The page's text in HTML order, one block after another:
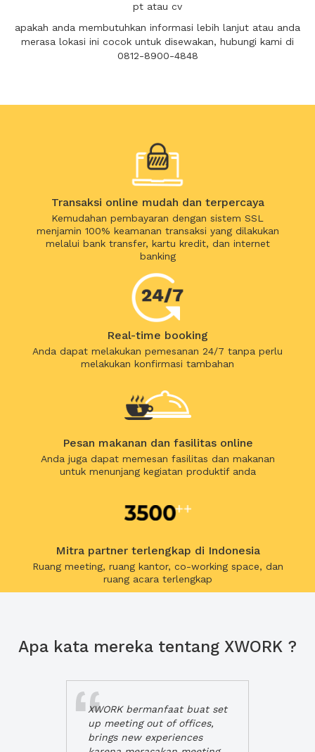
pt atau cv
apakah anda membutuhkan informasi lebih lanjut atau anda
merasa lokasi ini cocok untuk disewakan, hubungi kami di
0812-8900-4848
Transaksi online mudah dan terpercaya
Kemudahan pembayaran dengan sistem SSL
menjamin 100% keamanan transaksi yang dilakukan
melalui bank transfer, kartu kredit, dan internet
banking
Real-time booking
Anda dapat melakukan pemesanan 24/7 tanpa perlu
melakukan konfirmasi tambahan
Pesan makanan dan fasilitas online
Anda juga dapat memesan fasilitas dan makanan
untuk menunjang kegiatan produktif anda
Mitra partner terlengkap di Indonesia
Ruang meeting, ruang kantor, co-working space, dan
ruang acara terlengkap
Apa kata mereka tentang XWORK ?
XWORK bermanfaat buat set
up meeting out of offices,
brings new experiences